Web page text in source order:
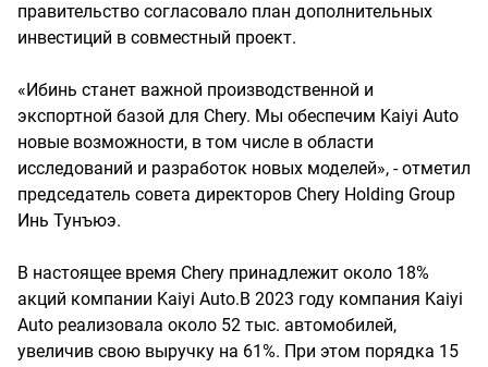
правительство согласовало план дополнительных
инвестиций в совместный проект.
«Ибинь станет важной производственной и
экспортной базой для Chery. Мы обеспечим Kaiyi Auto
новые возможности, в том числе в области
исследований и разработок новых моделей», - отметил
председатель совета директоров Chery Holding Group
Инь Тунъюэ.
В настоящее время Chery принадлежит около 18%
акций компании Kaiyi Auto.В 2023 году компания Kaiyi
Auto реализовала около 52 тыс. автомобилей,
увеличив свою выручку на 61%. При этом порядка 15